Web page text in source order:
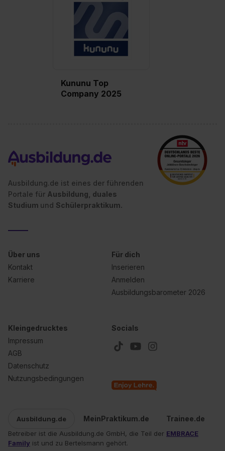
Einstellungen“ widerrufen. Weitere Informationen zu den
einzelnen Cookies findest du durch Klick auf „Details
zeigen“. Weitere Informationen:
Datenschutzerklärung
Kununu Top
Company 2025
Ausbildung.de ist eines der führenden
Portale für Ausbildung, duales
Studium und Schülerpraktikum.
Über uns
Kontakt
Karriere
Für dich
Inserieren
Anmelden
Ausbildungsbarometer 2026
Kleingedrucktes
Impressum
AGB
Datenschutz
Nutzungsbedingungen
Socials
Ausbildung.de MeinPraktikum.de Trainee.de
Betreiber ist die Ausbildung.de GmbH, die Teil der EMBRACE
Family ist und zu Bertelsmann gehört.